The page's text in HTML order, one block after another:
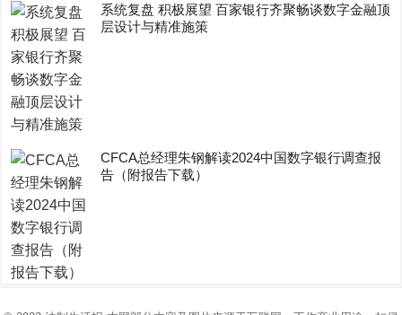
系统复盘 积极展望 百家银行齐聚畅谈数字金融顶
层设计与精准施策
CFCA总经理朱钢解读2024中国数字银行调查报
告（附报告下载）